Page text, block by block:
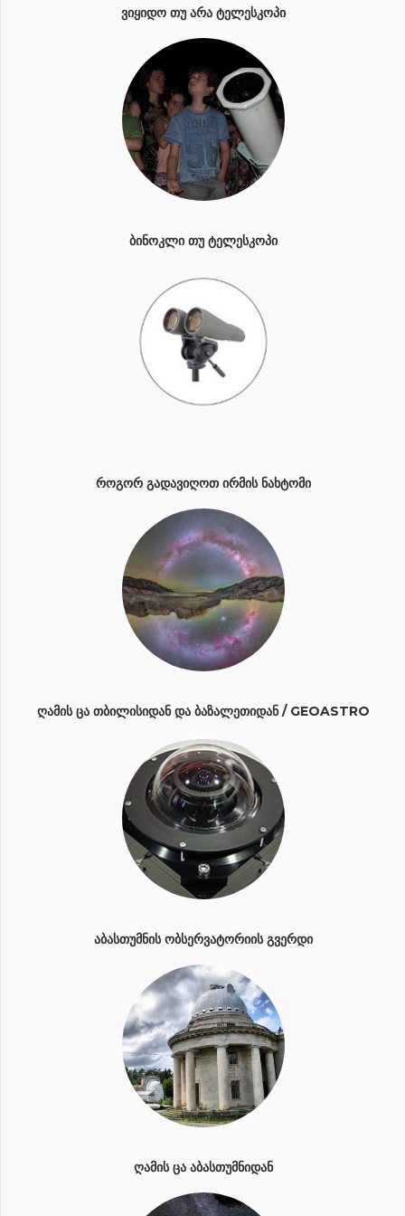
ᲕᲘᲧᲘᲓᲝ ᲗᲣ ᲐᲠᲐ ᲢᲔᲚᲔᲡᲙᲝᲞᲘ
ᲑᲘᲜᲝᲙᲚᲘ ᲗᲣ ᲢᲔᲚᲔᲡᲙᲝᲞᲘ
ᲠᲝᲒᲝᲠ ᲒᲐᲓᲐᲕᲘᲦᲝᲗ ᲘᲠᲛᲘᲡ ᲜᲐᲮᲢᲝᲛᲘ
ᲦᲐᲛᲘᲡ ᲪᲐ ᲗᲑᲘᲚᲘᲡᲘᲓᲐᲜ ᲓᲐ ᲑᲐᲖᲐᲚᲔᲗᲘᲓᲐᲜ / GEOASTRO
ᲐᲑᲐᲡᲗᲣᲛᲜᲘᲡ ᲝᲑᲡᲔᲠᲕᲐᲢᲝᲠᲘᲘᲡ ᲒᲕᲔᲠᲓᲘ
ᲦᲐᲛᲘᲡ ᲪᲐ ᲐᲑᲐᲡᲗᲣᲛᲜᲘᲓᲐᲜ